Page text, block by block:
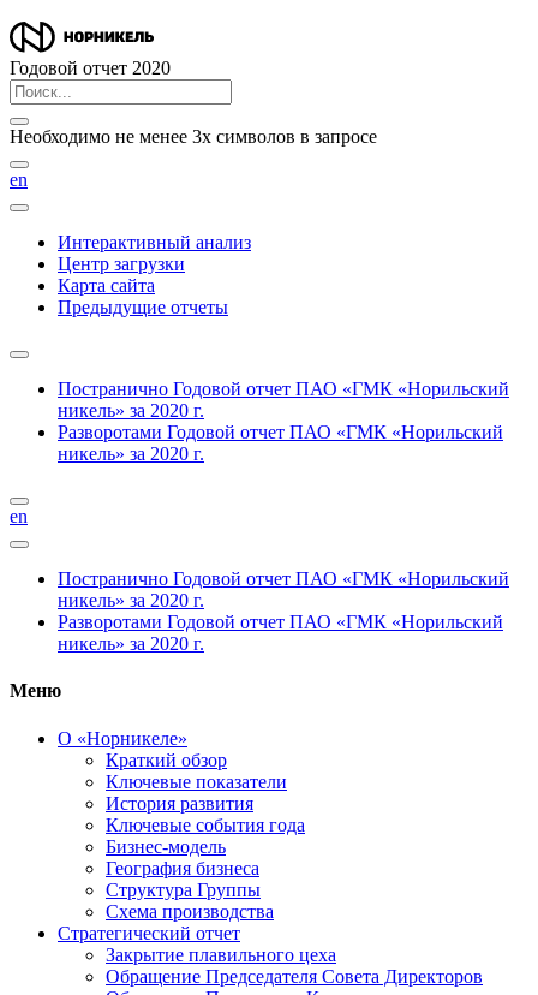
Годовой отчет 2020
Необходимо не менее 3х символов в запросе
en
Интерактивный анализ
Центр загрузки
Карта сайта
Предыдущие отчеты
Постранично Годовой отчет ПАО «ГМК «Норильский
никель» за 2020 г.
Разворотами Годовой отчет ПАО «ГМК «Норильский
никель» за 2020 г.
en
Постранично Годовой отчет ПАО «ГМК «Норильский
никель» за 2020 г.
Разворотами Годовой отчет ПАО «ГМК «Норильский
никель» за 2020 г.
Меню
О «Норникеле»
Краткий обзор
Ключевые показатели
История развития
Ключевые события года
Бизнес-модель
География бизнеса
Структура Группы
Схема производства
Стратегический отчет
Закрытие плавильного цеха
Обращение Председателя Совета Директоров